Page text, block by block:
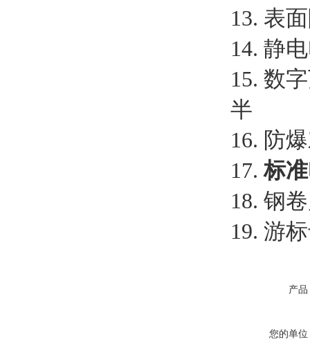
13. 表
14. 静
15. 数
半
16. 防
17.标
18. 钢
19. 游
产品
您的单位